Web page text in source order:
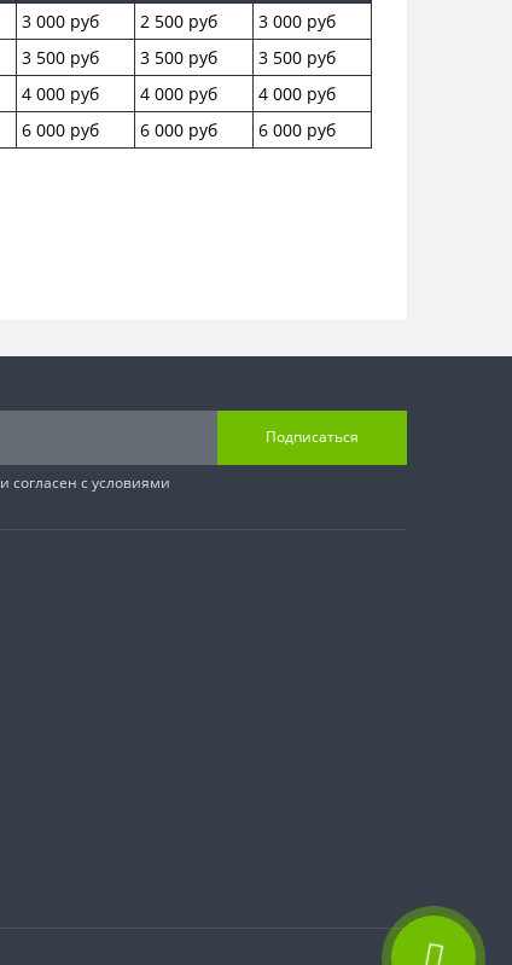
3 000 руб 2 500 руб
3 000 руб
3 500 руб 3 500 руб
3 500 руб
4 000 руб 4 000 руб
4 000 руб
6 000 руб 6 000 руб 6 000 руб
Подписаться
и согласен с условиями